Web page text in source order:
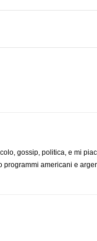
gossip, politica, e mi
americani e